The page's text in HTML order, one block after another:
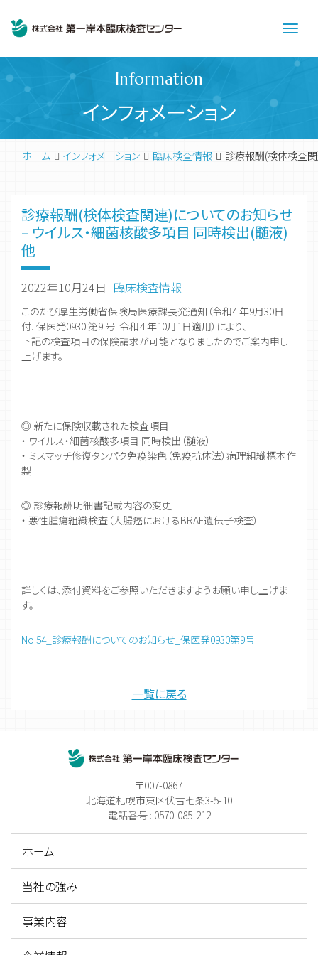
Information
インフォメーション
ホーム インフォメーション 臨床検査情報 診療報酬(検体検査
診療報酬(検体検査関連)についてのお知らせ
– ウイルス・細菌核酸多項目 同時検出(髄液)
他
2022年10月24日 臨床検査情報
このたび厚生労働省保険局医療課長発通知（令和4 年9月30日
付．保医発0930 第9 号. 令和４年10月1日適用）により、
下記の検査項目の保険請求が可能となりましたのでご案内申し
上げます。
◎ 新たに保険収載された検査項目
・ ウイルス・細菌核酸多項目 同時検出（髄液）
・ ミスマッチ修復タンパク免疫染色（免疫抗体法）病理組織標本作
製
◎ 診療報酬明細書記載内容の変更
・ 悪性腫瘍組織検査（大腸癌におけるBRAF遺伝子検査）
詳しくは、添付資料をご参照いただきますようお願い申し上げま
す。
No.54_診療報酬についてのお知らせ_保医発0930第9号
一覧に戻る
〒007-0867
北海道札幌市東区伏古七条3-5-10
電話番号 : 0570-085-212
ホーム
当社の強み
事業内容